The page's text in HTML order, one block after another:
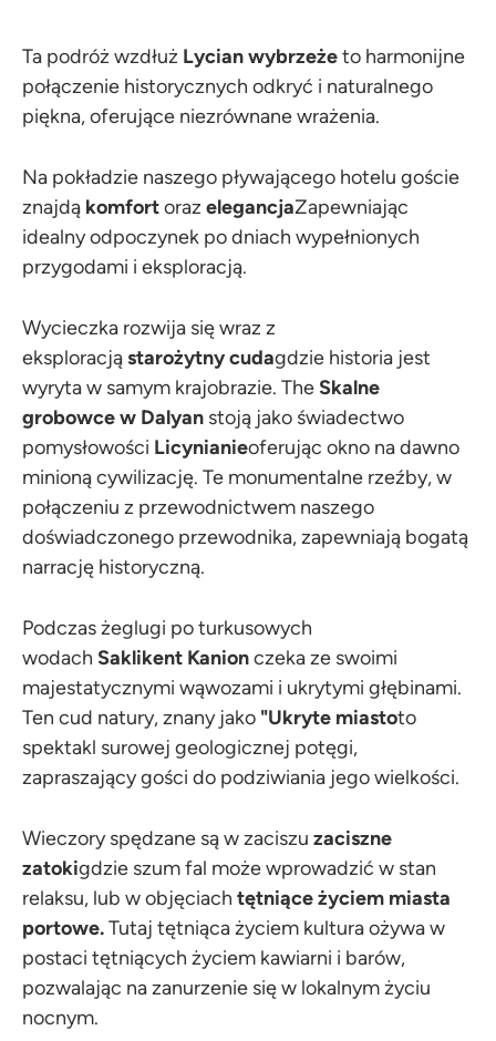
Ta podróż wzdłuż Lycianwybrzeżeto harmonijne
połączenie historycznych odkryć i naturalnego
piękna, oferujące niezrównane wrażenia.
Na pokładzie naszego pływającego hotelu goście
znajdą komfortoraz elegancjaZapewniając
idealny odpoczynek po dniach wypełnionych
przygodami i eksploracją.
Wycieczka rozwija się wraz z
eksploracjąstarożytnycudagdzie historia jest
wyryta w samym krajobrazie. TheSkalne
grobowce w Dalyan stoją jako świadectwo
pomysłowości Licynianieoferując okno na dawno
minioną cywilizację. Te monumentalne rzeźby, w
połączeniu z przewodnictwem naszego
doświadczonego przewodnika, zapewniają bogatą
narrację historyczną.
Podczas żeglugi po turkusowych
wodach Saklikent Kanionczeka ze swoimi
majestatycznymi wąwozami i ukrytymi głębinami.
Ten cud natury, znany jako "Ukryte miastoto
spektakl surowej geologicznej potęgi,
zapraszający gości do podziwiania jego wielkości.
Wieczory spędzane są w zaciszu zaciszne
zatokigdzie szum fal może wprowadzić w stan
relaksu, lub w objęciach tętniące życiem miasta
portowe.Tutaj tętniąca życiem kultura ożywa w
postaci tętniących życiem kawiarni i barów,
pozwalając na zanurzenie się w lokalnym życiu
nocnym.